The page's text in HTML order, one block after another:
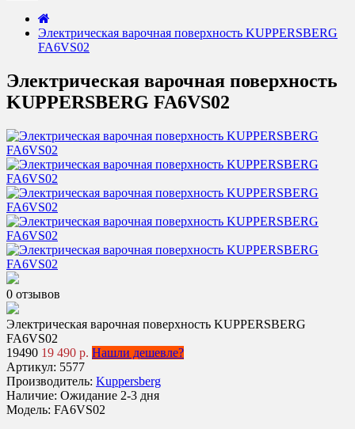
Электрическая варочная поверхность KUPPERSBERG
FA6VS02
Электрическая варочная поверхность
KUPPERSBERG FA6VS02
0 отзывов
Электрическая варочная поверхность KUPPERSBERG
FA6VS02
19490 19 490 р. Нашли дешевле?
Артикул: 5577
Производитель: Kuppersberg
Наличие: Ожидание 2-3 дня
Модель: FA6VS02